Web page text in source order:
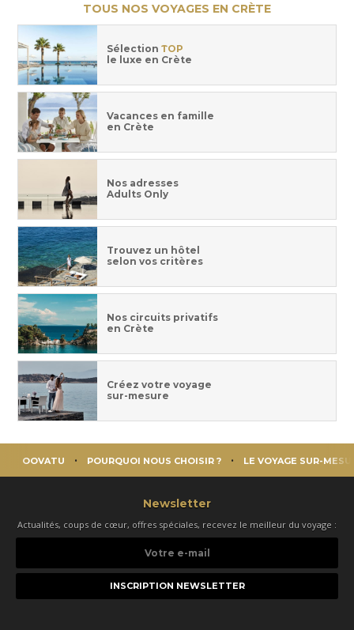
TOUS NOS VOYAGES EN CRÈTE
Sélection TOP
le luxe en Crète
Vacances en famille
en Crète
Nos adresses
Adults Only
Trouvez un hôtel
selon vos critères
Nos circuits privatifs
en Crète
Créez votre voyage
sur-mesure
OOVATU POURQUOI NOUS CHOISIR ? LE VOYAGE SUR-
Newsletter
Actualités, coups de cœur, offres spéciales, recevez le meilleur du voyage :
e-